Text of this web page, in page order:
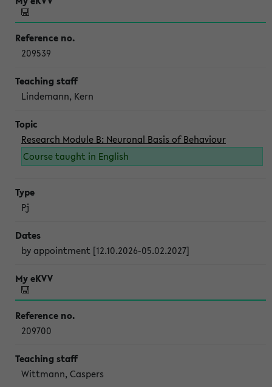
209539
Lindemann, Kern
Research Module B: Neuronal Basis of Behaviour
Course taught in English
Pj
by appointment [12.10.2026-05.02.2027]
209700
Wittmann, Caspers